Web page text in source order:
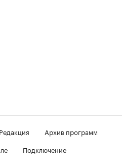
Редакция
Архив программ
Подключение